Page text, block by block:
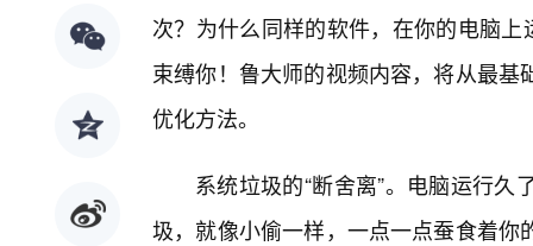
次？为什么同样的软件，在你的电脑
束缚你！鲁大师的视频内容，将从最
优化方法。
系统垃圾的“断舍离”。电脑运行
圾，就像小偷一样，一点一点蚕食着